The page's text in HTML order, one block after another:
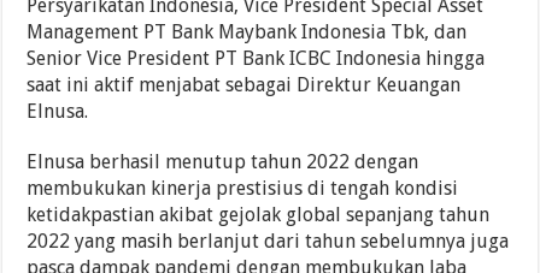
Persyarikatan Indonesia, Vice President Special Asset
Management PT Bank Maybank Indonesia Tbk, dan
Senior Vice President PT Bank ICBC Indonesia hingga
saat ini aktif menjabat sebagai Direktur Keuangan
Elnusa.
Elnusa berhasil menutup tahun 2022 dengan
membukukan kinerja prestisius di tengah kondisi
ketidakpastian akibat gejolak global sepanjang tahun
2022 yang masih berlanjut dari tahun sebelumnya juga
pasca dampak pandemi dengan membukukan laba